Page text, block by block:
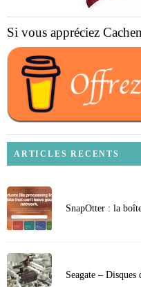
Si vous appréciez
ARTICLES RECENTS
SnapOtter : la
Seagate –